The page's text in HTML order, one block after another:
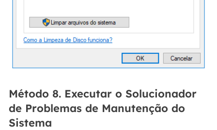
Método 8. Executar o Solucionador
de Problemas de Manutenção do
Sistema